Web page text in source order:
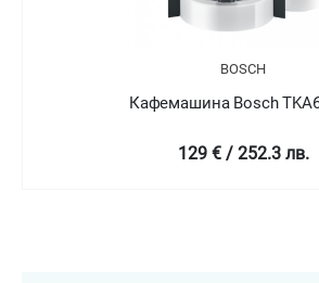
BOSCH
Кафемашина Bosch
129 € / 252.3 лв.